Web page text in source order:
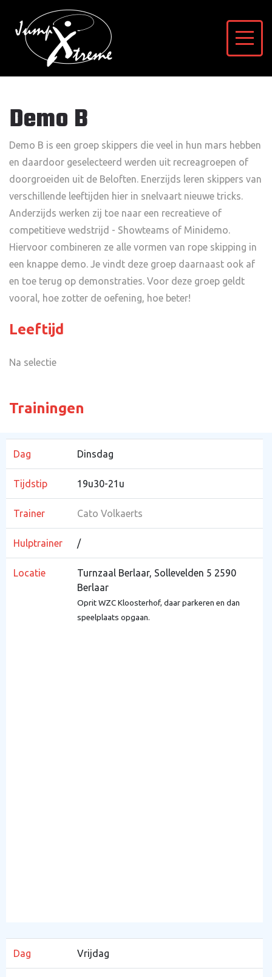
Demo B
Demo B is een groep skippers die veel in hun mars hebben
en daardoor geselecteerd werden uit recreagroepen of
doorgroeiden uit de Beloften. Enerzijds leren skippers van
verschillende leeftijden hier in snelvaart nieuwe tricks.
Anderzijds werken zij toe naar een recreatieve of
competitieve wedstrijd - Showteams of Minidemo.
Hiervoor combineren ze alle vormen van rope skipping in
een knappe demo. Je vindt deze groep daarnaast ook af
en toe terug op demonstraties. Voor deze groep geldt
vooral, hoe zotter de oefening, hoe beter!
Leeftijd
Na selectie
Trainingen
Dag Dinsdag
Tijdstip 19u30-21u
Trainer Cato Volkaerts
Hulptrainer /
Locatie
Turnzaal Berlaar, Sollevelden 5 2590
Berlaar
Oprit WZC Kloosterhof, daar parkeren en dan
speelplaats opgaan.
Dag Vrijdag